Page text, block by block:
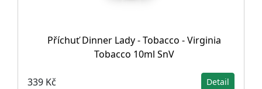
Příchuť Dinner Lady - Tobacco - Virginia
Tobacco 10ml SnV
339 Kč Detail